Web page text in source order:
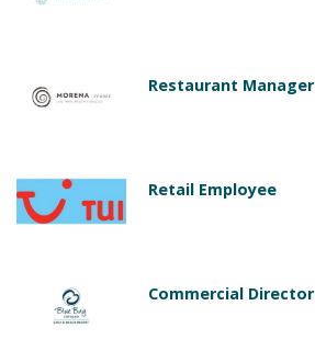
Restaurant Manager
Retail Employee
Commercial Director